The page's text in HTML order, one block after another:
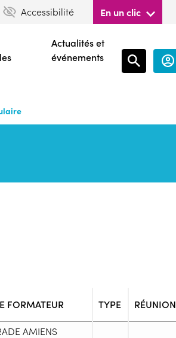
Accessibilité En un clic
Actualités et
événements
FORMATEUR TYPE RÉUNION
AMIENS